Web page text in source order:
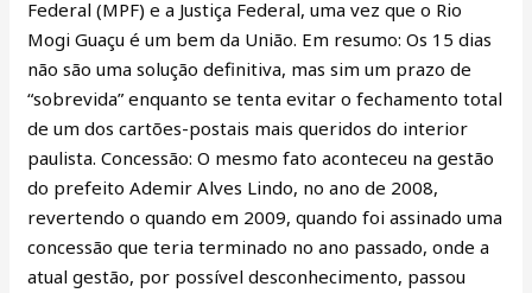
Federal (MPF) e a Justiça Federal, uma vez que o Rio
Mogi Guaçu é um bem da União. Em resumo: Os 15 dias
não são uma solução definitiva, mas sim um prazo de
“sobrevida” enquanto se tenta evitar o fechamento total
de um dos cartões-postais mais queridos do interior
paulista. Concessão: O mesmo fato aconteceu na gestão
do prefeito Ademir Alves Lindo, no ano de 2008,
revertendo o quando em 2009, quando foi assinado uma
concessão que teria terminado no ano passado, onde a
atual gestão, por possível desconhecimento, passou